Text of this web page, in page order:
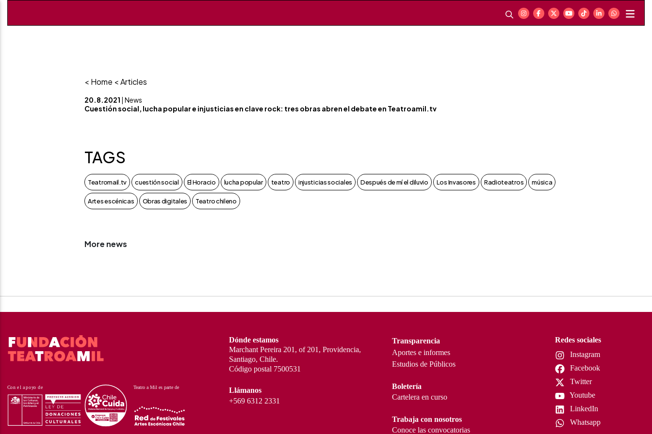
< Home < Articles
20.8.2021 | News
Cuestión social, lucha popular e injusticias en clave rock: tres obras abren el debate en Teatroamil.tv
TAGS
Teatromail.tv cuestión social El Horacio lucha popular teatro injusticias sociales Después de mí el diluvio Los Invasores Radioteatros música
Artes escénicas Obras digitales Teatro chileno
More news
Dónde estamos
Marchant Pereira 201, of 201, Providencia,
Santiago, Chile.
Código postal 7500531
Llámanos
+569 6312 2331
Transparencia
Aportes e informes
Estudios de Públicos
Boletería
Cartelera en curso
Trabaja con nosotros
Conoce las convocatorias
Redes sociales
Instagram
Facebook
Twitter
Youtube
LinkedIn
Whatsapp